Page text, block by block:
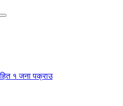
१ जना पक्राउ